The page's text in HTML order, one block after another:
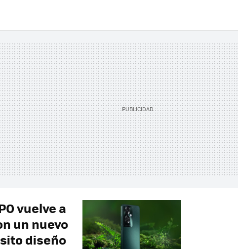
vuelve a
un nuevo
diseño